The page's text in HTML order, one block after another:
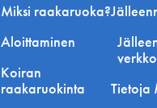
Miksi raakaruoka?
Aloittaminen
Koiran
raakaruokinta
Tietoja